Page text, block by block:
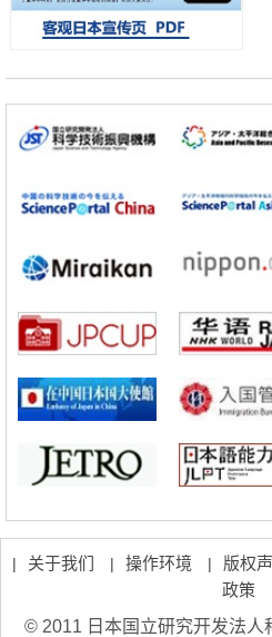
产学合作推进研发
科学研究
立教大学在试管内构建长链人工基因
带大量基因的人工细胞
政策
展研究
科学研究
科学研究
开发出300亿年仅误差1秒的光晶格钟
基础设施
经济・社会
日本成立“以人为本AI联盟”——力争借
科学研究
大阪大学开发出膜脂质可视化工具，
科学研究
立教大学在试管内构建长链人工基因
带大量基因的人工细胞
| 关于我们 | 操作环境 | 版权
政策
© 2011 日本国立研究开发法人